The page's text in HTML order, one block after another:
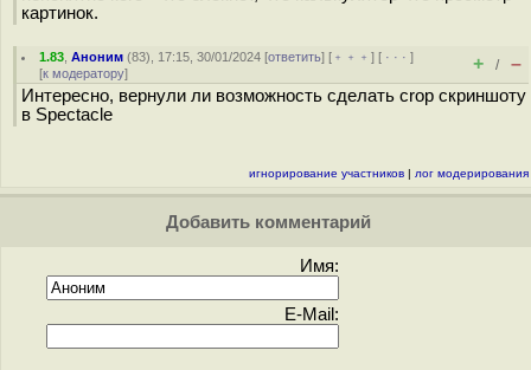
картинок.
1.83 ,Аноним (83), 17:15, 30/01/2024 [ответить] [ ﹢﹢﹢] [ · · ·]
[к модератору] + / –
Интересно, вернули ли возможность сделать crop скриншоту
в Spectacle
игнорирование участников | лог модерирования
Добавить комментарий
Имя:
E-Mail: